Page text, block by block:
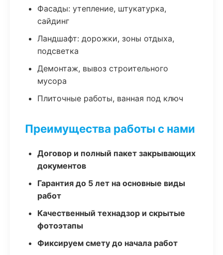
Фасады: утепление, штукатурка,
сайдинг
Ландшафт: дорожки, зоны отдыха,
подсветка
Демонтаж, вывоз строительного
мусора
Плиточные работы, ванная под ключ
Преимущества работы с нами
Договор и полный пакет закрывающих
документов
Гарантия до 5 лет на основные виды
работ
Качественный технадзор и скрытые
фотоэтапы
Фиксируем смету до начала работ